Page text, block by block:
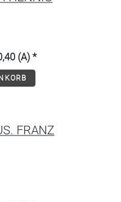
(A) *
FRANZ